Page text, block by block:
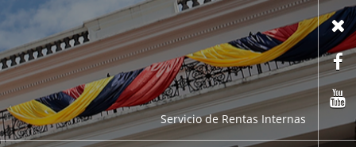
Servicio de Rentas Internas